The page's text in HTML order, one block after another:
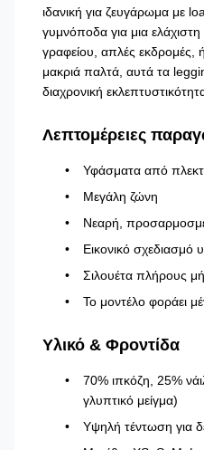
ιδανική για ζευγάρωμα με
γυμνόποδα για μια ελάχιστη
γραφείου, απλές
μακριά παλτά, αυτά τα
διαχρονική
Λεπτομέρειες
Υφάσματα από
Μεγάλη ζώνη
Νεαρή,
Εικονικό
Σιλουέτα πλήρους
Το μοντέλο φοράει
Υλικό & Φροντίδα
70% ιπκόζη, 25%
γλυπτικό μείγμα)
Υψηλή τέντωση για